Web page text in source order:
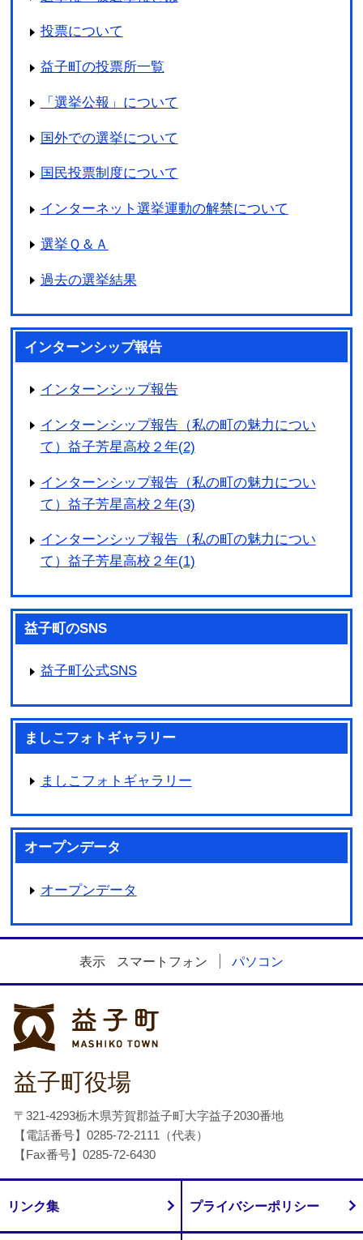
投票について
益子町の投票所一覧
「選挙公報」について
国外での選挙について
国民投票制度について
インターネット選挙運動の解禁について
選挙Ｑ＆Ａ
過去の選挙結果
インターンシップ報告
インターンシップ報告
インターンシップ報告（私の町の魅力につい
て）益子芳星高校２年(2)
インターンシップ報告（私の町の魅力につい
て）益子芳星高校２年(3)
インターンシップ報告（私の町の魅力につい
て）益子芳星高校２年(1)
益子町のSNS
益子町公式SNS
ましこフォトギャラリー
ましこフォトギャラリー
オープンデータ
オープンデータ
表示 スマートフォン パソコン
益子町役場
〒321-4293栃木県芳賀郡益子町大字益子2030番地
【電話番号】0285-72-2111（代表）
【Fax番号】0285-72-6430
リンク集 プライバシーポリシー